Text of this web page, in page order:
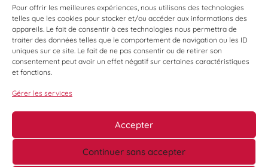
Pour offrir les meilleures expériences, nous utilisons des technologies
telles que les cookies pour stocker et/ou accéder aux informations des
appareils. Le fait de consentir à ces technologies nous permettra de
traiter des données telles que le comportement de navigation ou les ID
uniques sur ce site. Le fait de ne pas consentir ou de retirer son
consentement peut avoir un effet négatif sur certaines caractéristiques
et fonctions.
Gérer les services
Accepter
Continuer sans accepter